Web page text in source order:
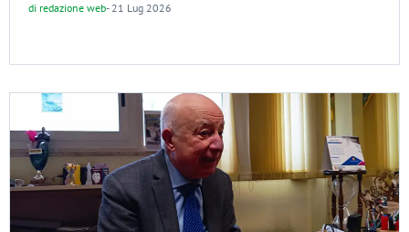
di redazione web- 21 Lug 2026